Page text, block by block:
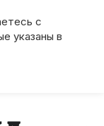
с
указаны в